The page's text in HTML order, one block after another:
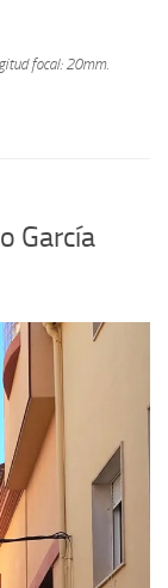
focal: 20mm.
García